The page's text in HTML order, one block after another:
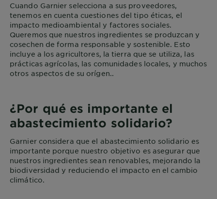
Cuando Garnier selecciona a sus proveedores,
tenemos en cuenta cuestiones del tipo éticas, el
impacto medioambiental y factores sociales.
Queremos que nuestros ingredientes se produzcan y
cosechen de forma responsable y sostenible. Esto
incluye a los agricultores, la tierra que se utiliza, las
prácticas agrícolas, las comunidades locales, y muchos
otros aspectos de su orígen..
¿Por qué es importante el
abastecimiento solidario?
Garnier considera que el abastecimiento solidario es
importante porque nuestro objetivo es asegurar que
nuestros ingredientes sean renovables, mejorando la
biodiversidad y reduciendo el impacto en el cambio
climático.